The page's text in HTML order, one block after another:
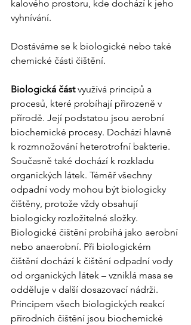
kalového prostoru, kde dochází k jeho
vyhnívání.
Dostáváme se k biologické nebo také
chemické části čištění.
Biologická část využívá principů a
procesů, které probíhají přirozeně v
přírodě. Její podstatou jsou aerobní
biochemické procesy. Dochází hlavně
k rozmnožování heterotrofní bakterie.
Současně také dochází k rozkladu
organických látek. Téměř všechny
odpadní vody mohou být biologicky
čištěny, protože vždy obsahují
biologicky rozložitelné složky.
Biologické čištění probíhá jako aerobní
nebo anaerobní. Při biologickém
čištění dochází k čištění odpadní vody
od organických látek – vzniklá masa se
odděluje v další dosazovací nádrži.
Principem všech biologických reakcí
přírodních čištění jsou biochemické